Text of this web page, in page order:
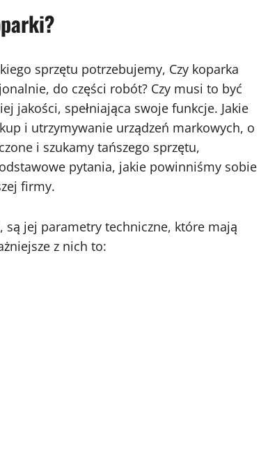
sprzętu potrzebujemy, Czy koparka
do części robót? Czy musi to być
jakości, spełniająca swoje funkcje. Jakie
i utrzymywanie urządzeń markowych, o
i szukamy tańszego sprzętu,
pytania, jakie powinniśmy sobie
firmy.
jej parametry techniczne, które mają
z nich to: